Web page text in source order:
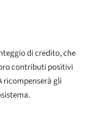
di credito, che
contributi positivi
ricompenserà gli